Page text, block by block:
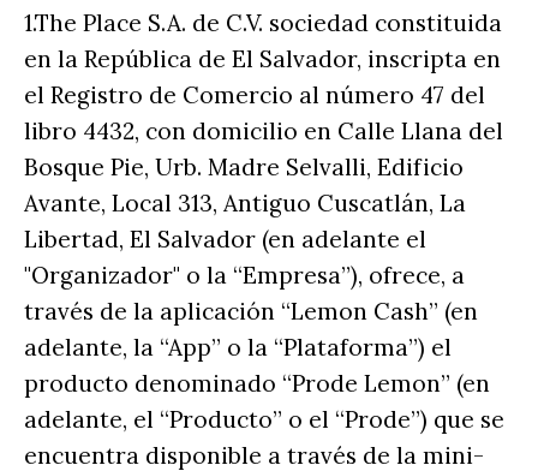
1.The Place S.A. de C.V. sociedad constituida
en la República de El Salvador, inscripta en
el Registro de Comercio al número 47 del
libro 4432, con domicilio en Calle Llana del
Bosque Pie, Urb. Madre Selvalli, Edificio
Avante, Local 313, Antiguo Cuscatlán, La
Libertad, El Salvador (en adelante el
"Organizador" o la “Empresa”), ofrece, a
través de la aplicación “Lemon Cash” (en
adelante, la “App” o la “Plataforma”) el
producto denominado “Prode Lemon” (en
adelante, el “Producto” o el “Prode”) que se
encuentra disponible a través de la mini-